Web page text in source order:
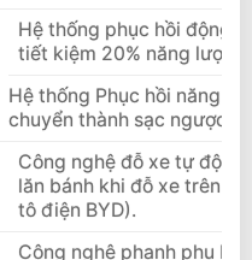
Hệ thống phục hồi động
tiết kiệm 20% năng lượng
Hệ thống Phục hồi năng
chuyển thành sạc ngược
Công nghệ đỗ xe tự động
lăn bánh khi đỗ xe trên
tô điện BYD).
Công nghệ phanh phụ